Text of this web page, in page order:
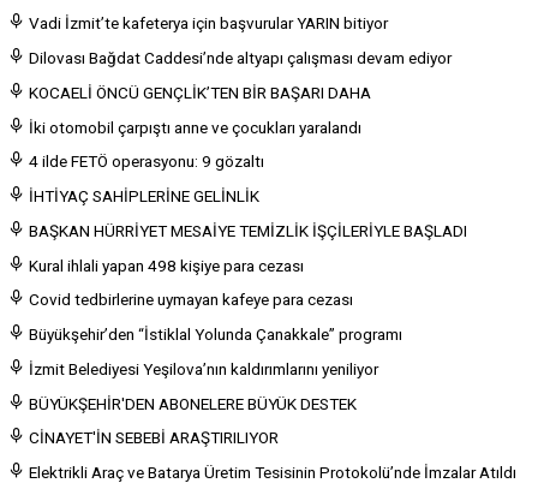
Vadi İzmit’te kafeterya için başvurular YARIN bitiyor
Dilovası Bağdat Caddesi’nde altyapı çalışması devam ediyor
KOCAELİ ÖNCÜ GENÇLİK’TEN BİR BAŞARI DAHA
İki otomobil çarpıştı anne ve çocukları yaralandı
4 ilde FETÖ operasyonu: 9 gözaltı
İHTİYAÇ SAHİPLERİNE GELİNLİK
BAŞKAN HÜRRİYET MESAİYE TEMİZLİK İŞÇİLERİYLE BAŞLADI
Kural ihlali yapan 498 kişiye para cezası
Covid tedbirlerine uymayan kafeye para cezası
Büyükşehir’den “İstiklal Yolunda Çanakkale” programı
İzmit Belediyesi Yeşilova’nın kaldırımlarını yeniliyor
BÜYÜKŞEHİR'DEN ABONELERE BÜYÜK DESTEK
CİNAYET'İN SEBEBİ ARAŞTIRILIYOR
Elektrikli Araç ve Batarya Üretim Tesisinin Protokolü’nde İmzalar Atıldı